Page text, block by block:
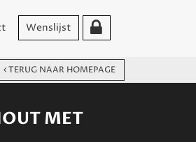
Wenslijst
TERUG NAAR HOMEPAGE
MET